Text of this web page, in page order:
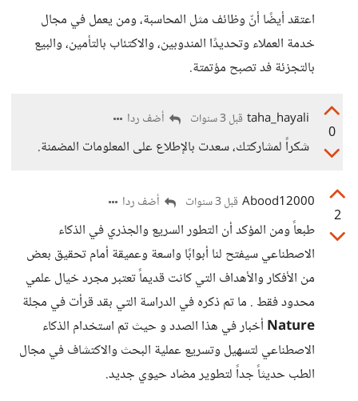
اعتقد أيضًا أنّ وظائف مثل المحاسبة، ومن يعمل في مجال
خدمة العملاء وتحديدًا المندوبين، والاكتئاب بالتأمين، والبيع
بالتجزئة فد تصبح مؤتمتة.
0
taha_hayali قبل 3 سنوات أضف ردا
شكراً لمشاركتك، سعدت بالإطلاع على المعلومات المضمنة.
2
Abood12000 قبل 3 سنوات أضف ردا
طبعاً ومن المؤكد أن التطور السريع والجذري في الذكاء
الاصطناعي سيفتح لنا أبوابًا واسعة وعميقة أمام تحقيق بعض
من الأفكار والأهداف التي كانت قديماً تعتبر مجرد خيال علمي
محدود فقط . ما تم ذكره في الدراسة التي بقد قرأت في مجلة
Nature أخبار في هذا الصدد و حيث تم استخدام الذكاء
الاصطناعي لتسهيل وتسريع عملية البحث والاكتشاف في مجال
الطب حديثاً جداً لتطوير مضاد حيوي جديد.